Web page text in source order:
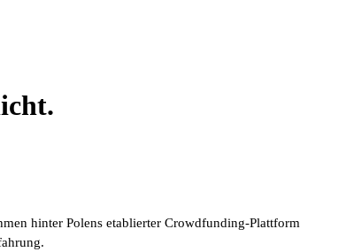
hinter Polens etablierter Crowdfunding-Plattform